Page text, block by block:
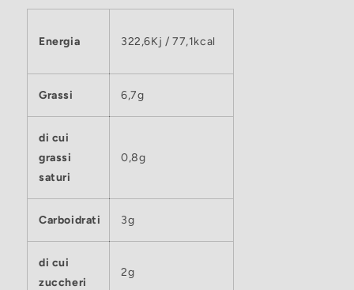
Energia 322,6Kj / 77,1kcal
Grassi 6,7g
di cui
grassi
saturi
0,8g
Carboidrati 3g
di cui
zuccheri
2g